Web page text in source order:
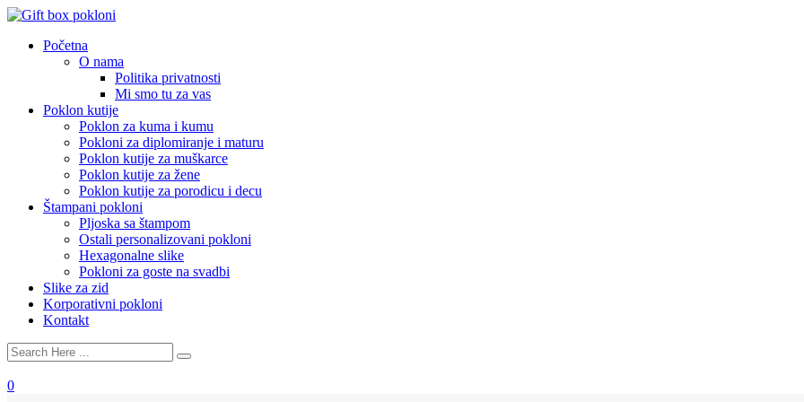
Početna
O nama
Politika privatnosti
Mi smo tu za vas
Poklon kutije
Poklon za kuma i kumu
Pokloni za diplomiranje i maturu
Poklon kutije za muškarce
Poklon kutije za žene
Poklon kutije za porodicu i decu
Štampani pokloni
Pljoska sa štampom
Ostali personalizovani pokloni
Hexagonalne slike
Pokloni za goste na svadbi
Slike za zid
Korporativni pokloni
Kontakt
0